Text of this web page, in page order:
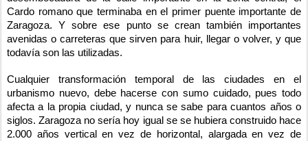
Cardo romano que terminaba en el primer puente importante de
Zaragoza. Y sobre ese punto se crean también importantes
avenidas o carreteras que sirven para huir, llegar o volver, y que
todavía son las utilizadas.
Cualquier transformación temporal de las ciudades en el
urbanismo nuevo, debe hacerse con sumo cuidado, pues todo
afecta a la propia ciudad, y nunca se sabe para cuantos años o
siglos. Zaragoza no sería hoy igual se se hubiera construido hace
2.000 años vertical en vez de horizontal, alargada en vez de